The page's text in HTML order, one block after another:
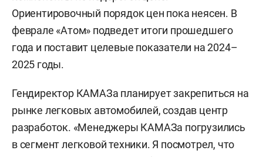
Ориентировочный порядок цен пока неясен. В
феврале «Атом» подведет итоги прошедшего
года и поставит целевые показатели на 2024–
2025 годы.
Гендиректор КАМАЗа планирует закрепиться на
рынке легковых автомобилей, создав центр
разработок. «Менеджеры КАМАЗа погрузились
в сегмент легковой техники. Я посмотрел, что